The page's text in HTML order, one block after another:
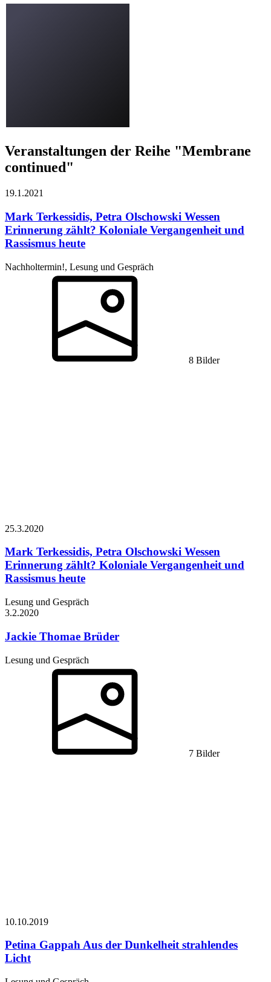
Veranstaltungen der Reihe "Membrane
continued"
19.1.2021
Mark Terkessidis, Petra Olschowski Wessen
Erinnerung zählt? Koloniale Vergangenheit und
Rassismus heute
Nachholtermin!, Lesung und Gespräch
8 Bilder
25.3.2020
Mark Terkessidis, Petra Olschowski Wessen
Erinnerung zählt? Koloniale Vergangenheit und
Rassismus heute
Lesung und Gespräch
3.2.2020
Jackie Thomae Brüder
Lesung und Gespräch
7 Bilder
10.10.2019
Petina GappahAus der Dunkelheit strahlendes
Licht